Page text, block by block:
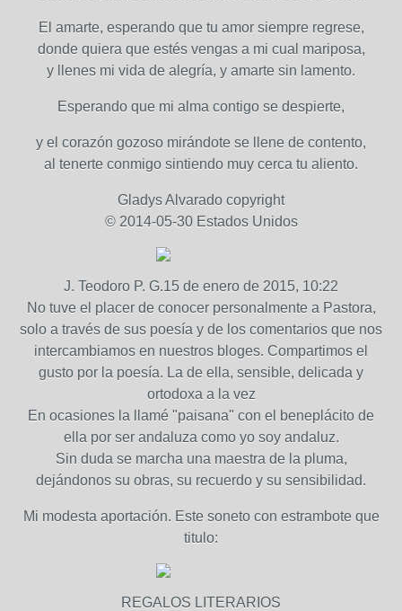
El amarte, esperando que tu amor siempre regrese,
donde quiera que estés vengas a mi cual mariposa,
y llenes mi vida de alegría, y amarte sin lamento.
Esperando que mi alma contigo se despierte,
y el corazón gozoso mirándote se llene de contento,
al tenerte conmigo sintiendo muy cerca tu aliento.
Gladys Alvarado copyright
© 2014-05-30 Estados Unidos
J. Teodoro P. G.15 de enero de 2015, 10:22
No tuve el placer de conocer personalmente a Pastora,
solo a través de sus poesía y de los comentarios que nos
intercambiamos en nuestros bloges. Compartimos el
gusto por la poesía. La de ella, sensible, delicada y
ortodoxa a la vez
En ocasiones la llamé "paisana" con el beneplácito de
ella por ser andaluza como yo soy andaluz.
Sin duda se marcha una maestra de la pluma,
dejándonos su obras, su recuerdo y su sensibilidad.
Mi modesta aportación. Este soneto con estrambote que
titulo:
REGALOS LITERARIOS